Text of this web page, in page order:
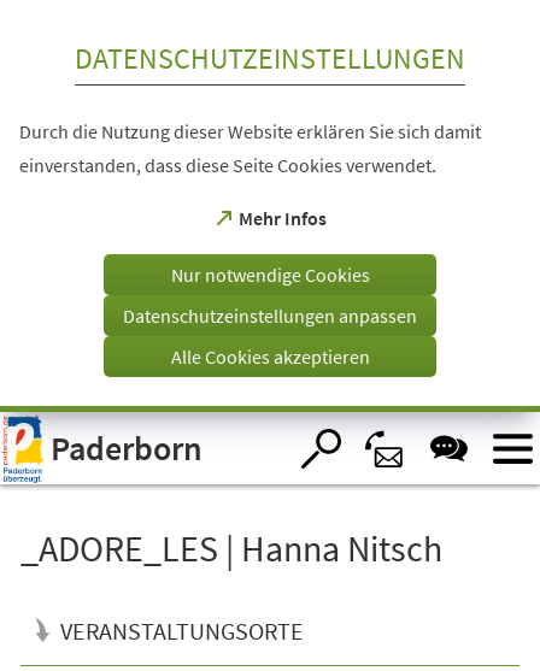
Visuelle
Assistenzsoftware
öffnen.
DATENSCHUTZEINSTELLUNGEN
Durch die Nutzung dieser Website erklären Sie sich damit
einverstanden, dass diese Seite Cookies verwendet.
Mehr Infos
(Öffnet
einem
Tab)
Nur notwendige Cookies
Datenschutzeinstellungen anpassen
Alle Cookies akzeptieren
Paderborn
_ADORE_LES | Hanna Nitsch
VERANSTALTUNGSORTE